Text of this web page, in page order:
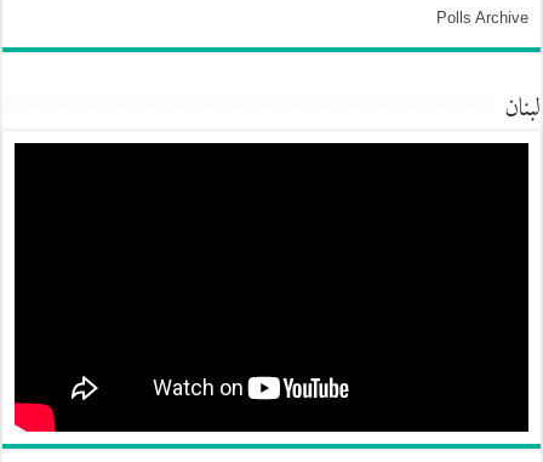
Polls Archive
لبنان